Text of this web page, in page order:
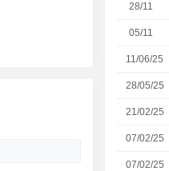
28/11
05/11
11/06/25
28/05/25
21/02/25
07/02/25
07/02/25